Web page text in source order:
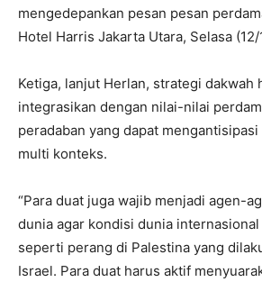
mengedepankan pesan pesan
Hotel Harris Jakarta Utara, Selasa
Ketiga, lanjut Herlan, strategi dakwah
integrasikan dengan nilai-nilai
peradaban yang dapat
multi konteks.
“Para duat juga wajib menjadi agen-
dunia agar kondisi dunia
seperti perang di Palestina yang
Israel. Para duat harus aktif